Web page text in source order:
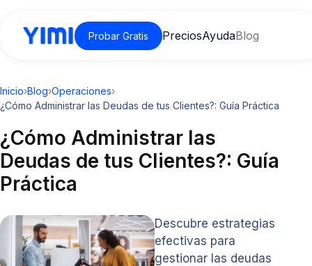
Probar Gratis PreciosAyudaBlog
Inicio›Blog›Operaciones›
¿Cómo Administrar las Deudas de tus Clientes?: Guía Práctica
¿Cómo Administrar las
Deudas de tus Clientes?: Guía
Práctica
Descubre estrategias
efectivas para
gestionar las deudas